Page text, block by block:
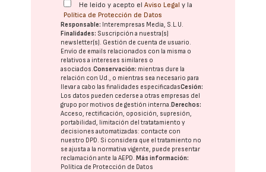
He leído y acepto elAviso Legal y la
Política de Protección de Datos
Responsable: Interempresas Media, S.L.U.
Finalidades: Suscripción a nuestra(s)
newsletter(s). Gestión de cuenta de usuario.
Envío de emails relacionados con la misma o
relativos a intereses similares o
asociados.Conservación: mientras dure la
relación con Ud., o mientras sea necesario para
llevar a cabo las finalidades especificadasCesión:
Los datos pueden cederse a otras empresas del
grupo por motivos de gestión interna. Derechos:
Acceso, rectificación, oposición, supresión,
portabilidad, limitación del tratatamiento y
decisiones automatizadas: contacte con
nuestro DPD. Si considera que el tratamiento no
se ajusta a la normativa vigente, puede presentar
reclamación ante laAEPD. Más información:
Política de Protección de Datos